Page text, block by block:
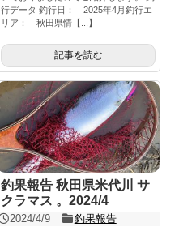
行データ 釣行日： 2025年4月釣行エ
リア： 秋田県情【...】
記事を読む
釣果報告 秋田県米代川 サ
クラマス 。2024/4
2024/4/9 釣果報告